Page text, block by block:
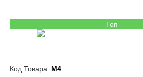
Топ
Код Товара: M4